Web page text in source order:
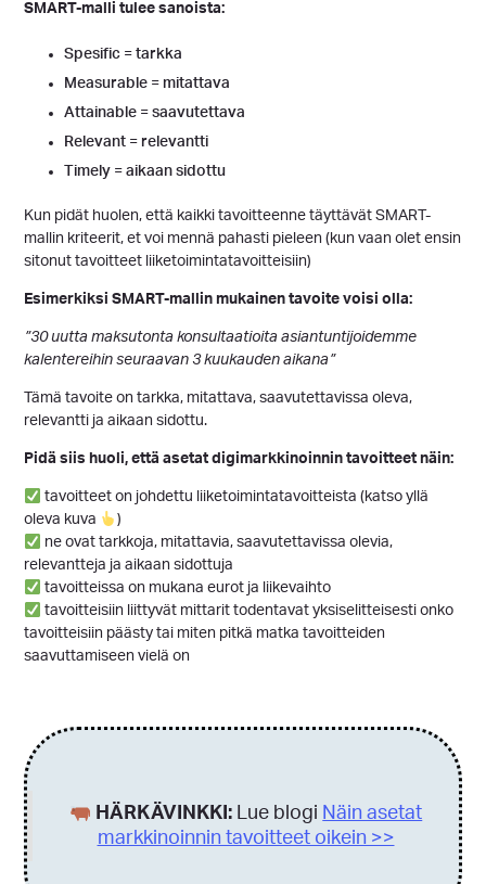
SMART-malli tulee sanoista:
Spesific = tarkka
Measurable = mitattava
Attainable = saavutettava
Relevant = relevantti
Timely = aikaan sidottu
Kun pidät huolen, että kaikki tavoitteenne täyttävät SMART-
mallin kriteerit, et voi mennä pahasti pieleen (kun vaan olet ensin
sitonut tavoitteet liiketoimintatavoitteisiin)
Esimerkiksi SMART-mallin mukainen tavoite voisi olla:
”30 uutta maksutonta konsultaatioita asiantuntijoidemme
kalentereihin seuraavan 3 kuukauden aikana”
Tämä tavoite on tarkka, mitattava, saavutettavissa oleva,
relevantti ja aikaan sidottu.
Pidä siis huoli, että asetat digimarkkinoinnin tavoitteet näin:
tavoitteet on johdettu liiketoimintatavoitteista (katso yllä
oleva kuva
)
ne ovat tarkkoja, mitattavia, saavutettavissa olevia,
relevantteja ja aikaan sidottuja
tavoitteissa on mukana eurot ja liikevaihto
tavoitteisiin liittyvät mittarit todentavat yksiselitteisesti onko
tavoitteisiin päästy tai miten pitkä matka tavoitteiden
saavuttamiseen vielä on
HÄRKÄVINKKI: Lue blogi Näin asetat
markkinoinnin tavoitteet oikein >>